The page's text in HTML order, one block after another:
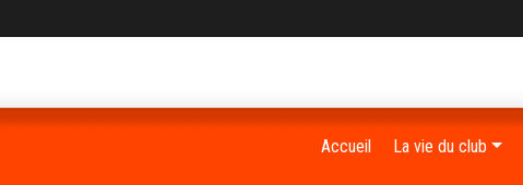
Accueil La vie du club